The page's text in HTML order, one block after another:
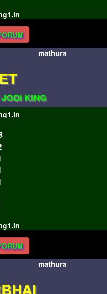
mathura
KING
mathura